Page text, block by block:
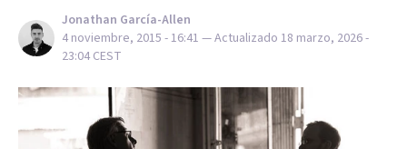
Jonathan García-Allen
4 noviembre, 2015 - 16:41 — Actualizado 18 marzo, 2026 -
23:04 CEST